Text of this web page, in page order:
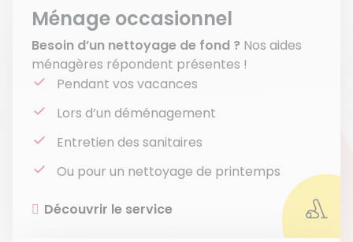
Ménage occasionnel
Besoin d’un nettoyage de fond ? Nos aides
ménagères répondent présentes !
Pendant vos vacances
Lors d’un déménagement
Entretien des sanitaires
Ou pour un nettoyage de printemps
Découvrir le service